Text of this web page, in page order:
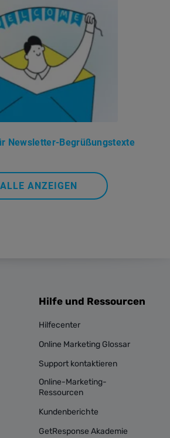
Newsletter-Begrüßungstexte
ALLE ANZEIGEN
Hilfe und Ressourcen
Hilfecenter
Online Marketing Glossar
Support kontaktieren
Online-Marketing-
Ressourcen
Kundenberichte
GetResponse Akademie